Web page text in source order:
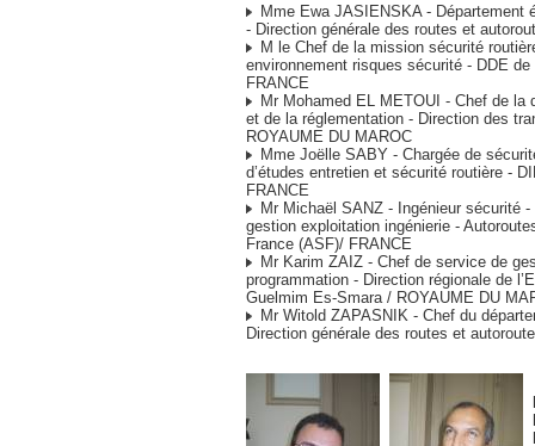
Mme Ewa JASIENSKA - Département
- Direction générale des routes et
M le Chef de la mission sécurité
environnement risques sécurité - DDE de
FRANCE
Mr Mohamed EL METOUI - Chef de la
et de la réglementation - Direction des
ROYAUME DU MAROC
Mme Joëlle SABY - Chargée de
d’études entretien et sécurité routière -
FRANCE
Mr Michaël SANZ - Ingénieur sécurité
gestion exploitation ingénierie -
France (ASF)/ FRANCE
Mr Karim ZAIZ - Chef de service de
programmation - Direction régionale de
Guelmim Es-Smara / ROYAUME DU
Mr Witold ZAPASNIK - Chef du
Direction générale des routes et